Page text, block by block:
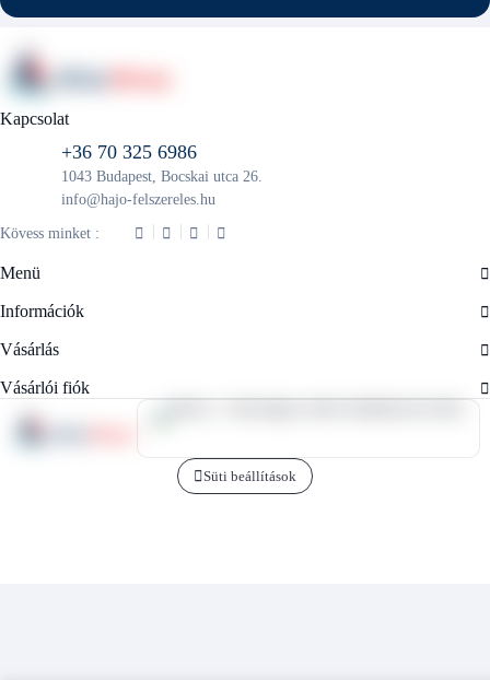
Kapcsolat
+36 70 325 6986
1043 Budapest, Bocskai utca 26.
info@hajo-felszereles.hu
Kövess minket :
Menü
Információk
Vásárlás
Vásárlói fiók
Süti beállítások